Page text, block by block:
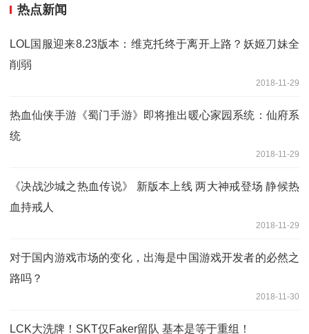
热点新闻
LOL国服迎来8.23版本：维克托终于离开上路？妖姬刀妹全
削弱
2018-11-29
热血仙侠手游《蜀门手游》即将推出暖心家园系统：仙府系
统
2018-11-29
《决战沙城之热血传说》 新版本上线 两大神戒登场 静候热
血持戒人
2018-11-29
对于国内游戏市场的变化，出海是中国游戏开发者的必然之
路吗？
2018-11-30
LCK大洗牌！SKT仅Faker留队 基本是等于重组！